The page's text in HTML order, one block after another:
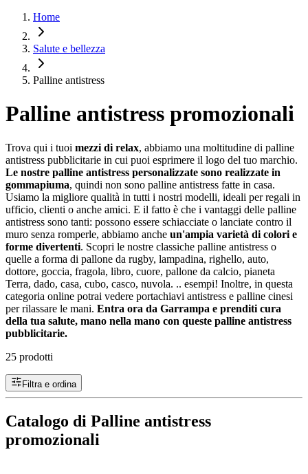
Home
Salute e bellezza
Palline antistress
Palline antistress promozionali
Trova qui i tuoi mezzi di relax, abbiamo una moltitudine di palline
antistress pubblicitarie in cui puoi esprimere il logo del tuo marchio.
Le nostre palline antistress personalizzate sono realizzate in
gommapiuma, quindi non sono palline antistress fatte in casa.
Usiamo la migliore qualità in tutti i nostri modelli, ideali per regali in
ufficio, clienti o anche amici. E il fatto è che i vantaggi delle palline
antistress sono tanti: possono essere schiacciate o lanciate contro il
muro senza romperle, abbiamo anche un'ampia varietà di colori e
forme divertenti. Scopri le nostre classiche palline antistress o
quelle a forma di pallone da rugby, lampadina, righello, auto,
dottore, goccia, fragola, libro, cuore, pallone da calcio, pianeta
Terra, dado, casa, cubo, casco, nuvola. .. esempi! Inoltre, in questa
categoria online potrai vedere portachiavi antistress e palline cinesi
per rilassare le mani. Entra ora da Garrampa e prenditi cura
della tua salute, mano nella mano con queste palline antistress
pubblicitarie.
25 prodotti
Filtra e ordina
Catalogo di Palline antistress
promozionali